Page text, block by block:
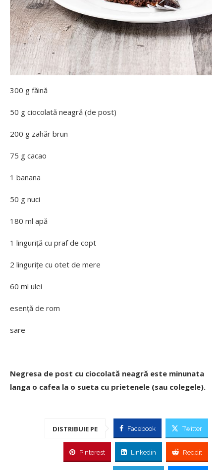
300 g făină
50 g ciocolată neagră (de post)
200 g zahăr brun
75 g cacao
1 banana
50 g nuci
180 ml apă
1 linguriță cu praf de copt
2 linguriţe cu otet de mere
60 ml ulei
esență de rom
sare
Negresa de post cu ciocolată neagră este minunata
langa o cafea la o sueta cu prietenele (sau colegele).
DISTRIBUIE PE Facebook Twitter
Pinterest Linkedin Reddit